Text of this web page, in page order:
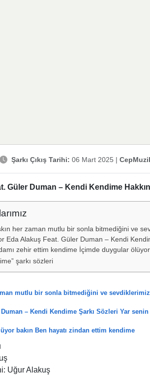
Şarkı Çıkış Tarihi: 06 Mart 2025 |
Güler Duman – Kendi Kendime
her zaman mutlu bir sonla bitmediğini ve
Eda Alakuş Feat. Güler Duman – Kendi
zehir ettim kendime İçimde duygular
şarkı sözleri
mutlu bir sonla bitmediğini ve
– Kendi Kendime Şarkı Sözleri Yar
bakın Ben hayatı zindan ettim kendime
Uğur Alakuş